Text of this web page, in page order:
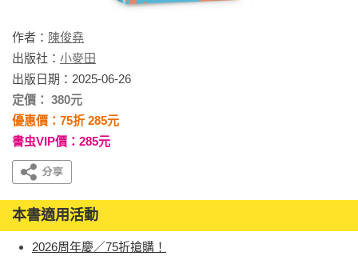
作者： 陳俊堯
出版社： 小麥田
出版日期：2025-06-26
定價： 380元
優惠價：75折 285元
書虫VIP價：285元
本書適用活動
2026周年慶／75折搶購！